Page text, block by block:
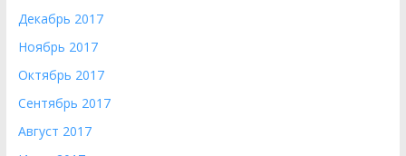
Декабрь 2017
Ноябрь 2017
Октябрь 2017
Сентябрь 2017
Август 2017